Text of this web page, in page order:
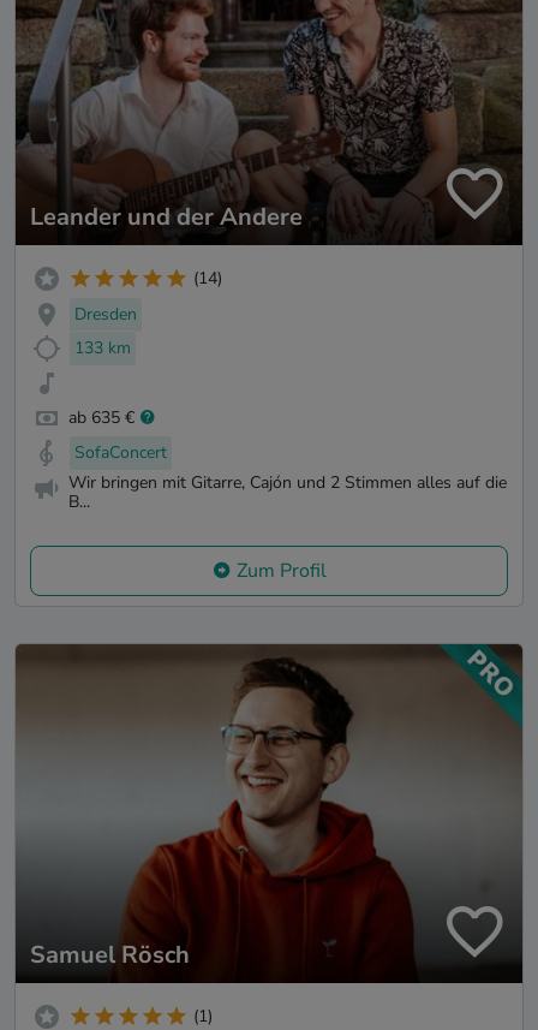
Leander und der Andere
(14)
Dresden
133 km
ab 635 €
SofaConcert
Wir bringen mit Gitarre, Cajón und 2 Stimmen alles auf die
B...
Zum Profil
Samuel Rösch
(1)